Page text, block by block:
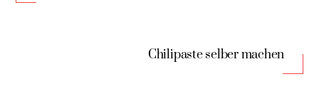
Chilipaste selber machen